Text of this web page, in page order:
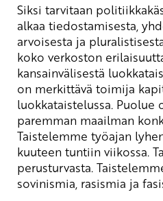
Siksi tarvitaan
alkaa tiedostamisesta,
arvoisesta ja
koko verkoston
kansainvälisestä
on merkittävä toimija
luokkataistelussa. Puolue
paremman maailman
Taistelemme työajan
kuuteen tuntiin viikossa.
perusturvasta.
sovinismia, rasismia ja